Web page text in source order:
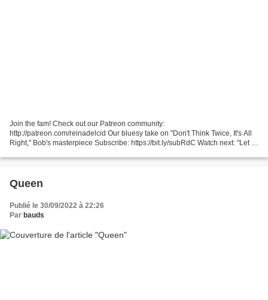
Join the fam! Check out our Patreon community:
http://patreon.com/reinadelcid Our bluesy take on "Don't Think Twice, It's All
Right," Bob's masterpiece Subscribe: https://bit.ly/subRdC Watch next: "Let It
Queen
Publié le 30/09/2022 à 22:26
Par bauds